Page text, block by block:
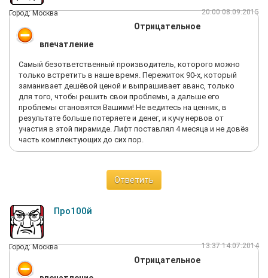
Город: Москва 20:00 08.09.2015
Отрицательное
впечатление
Самый безответственный производитель, которого можно
только встретить в наше время. Пережиток 90-х, который
заманивает дешёвой ценой и выпрашивает аванс, только
для того, чтобы решить свои проблемы, а дальше его
проблемы становятся Вашими! Не ведитесь на ценник, в
результате больше потеряете и денег, и кучу нервов от
участия в этой пирамиде. Лифт поставлял 4 месяца и не довёз
часть комплектующих до сих пор.
Ответить
Про100й
Город: Москва 13:37 14.07.2014
Отрицательное